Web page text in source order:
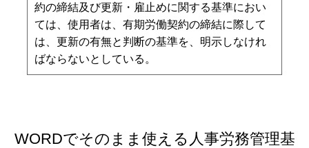
約の締結及び更新・雇止めに関する基準におい
ては、使用者は、有期労働契約の締結に際して
は、更新の有無と判断の基準を、明示しなけれ
ばならないとしている。
WORDでそのまま使える人事労務管理基